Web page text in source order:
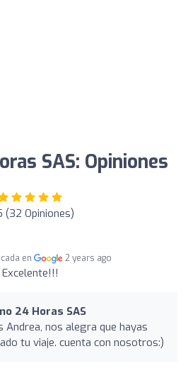
SAS: Opiniones
(32 Opiniones)
en 2 years ago
Excelente!!!
24 Horas SAS
Andrea, nos alegra que hayas
tu viaje. cuenta con nosotros:)